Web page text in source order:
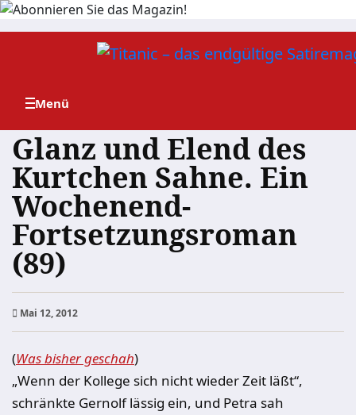
Zum
Glanz und Elend des
Kurtchen Sahne. Ein
Wochenend-
Fortsetzungsroman
(89)
Mai 12, 2012
(Was bisher geschah)
„Wenn der Kollege sich nicht wieder Zeit läßt“,
schränkte Gernolf lässig ein, und Petra sah